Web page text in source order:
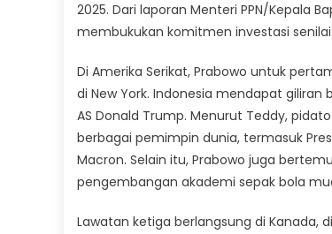
2025. Dari laporan Menteri PPN/Kepala
membukukan komitmen investasi senilai
Di Amerika Serikat, Prabowo untuk
di New York. Indonesia mendapat giliran
AS Donald Trump. Menurut Teddy,
berbagai pemimpin dunia, termasuk
Macron. Selain itu, Prabowo juga
pengembangan akademi sepak bola
Lawatan ketiga berlangsung di Kanada,